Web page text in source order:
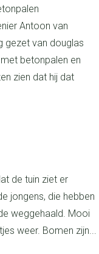
Antoon van
gezet van douglas
betonpalen en
zien dat hij dat
de tuin ziet er
jongens, die hebben
weggehaald. Mooi
weer. Bomen zijn...